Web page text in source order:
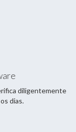
diligentemente
dias.